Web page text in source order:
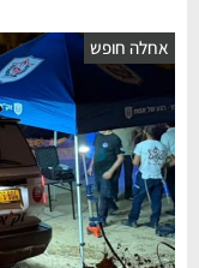
אחלה חופש